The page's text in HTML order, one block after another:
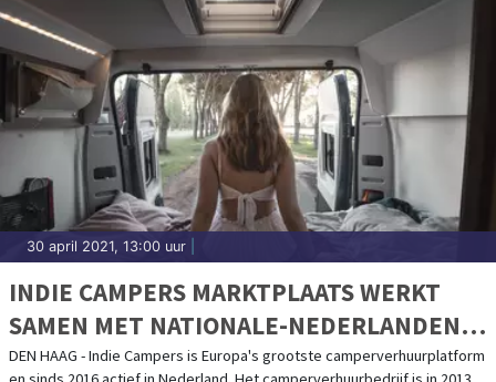
30 april 2021, 13:00 uur
INDIE CAMPERS MARKTPLAATS WERKT
SAMEN MET NATIONALE-NEDERLANDEN
MEE AAN CAMPER DEKKING
DEN HAAG - Indie Campers is Europa's grootste camperverhuurplatform